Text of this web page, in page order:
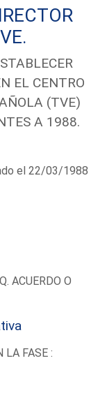
EL CENTRO
(TVE)
A 1988.
el 22/03/1988
ACUERDO O
LA FASE :